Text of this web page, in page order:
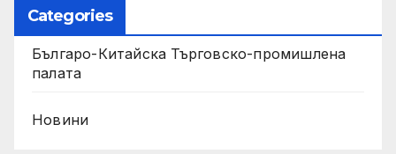
Categories
Българо-Китайска Търговско-промишлена
палaта
Новини